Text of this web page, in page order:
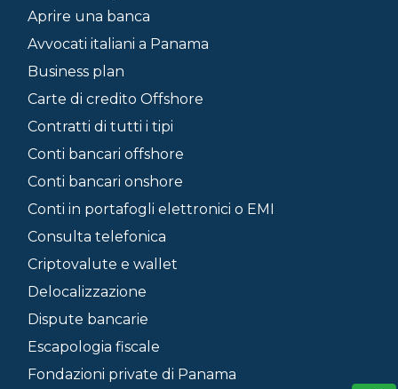
Aprire una banca
Avvocati italiani a Panama
Business plan
Carte di credito Offshore
Contratti di tutti i tipi
Conti bancari offshore
Conti bancari onshore
Conti in portafogli elettronici o EMI
Consulta telefonica
Criptovalute e wallet
Delocalizzazione
Dispute bancarie
Escapologia fiscale
Fondazioni private di Panama